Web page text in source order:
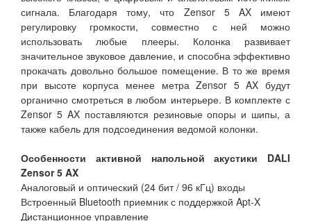
сигнала. Благодаря тому, что Zensor 5 AX имеют
регулировку громкости, совместно с ней можно
использовать любые плееры. Колонка развивает
значительное звуковое давление, и способна эффективно
прокачать довольно большое помещение. В то же время
при высоте корпуса менее метра Zensor 5 AX будут
органично смотреться в любом интерьере. В комплекте с
Zensor 5 AX поставляются резиновые опоры и шипы, а
также кабель для подсоединения ведомой колонки.
Особенности активной напольной акустики DALI
Zensor 5 AX
Аналоговый и оптический (24 бит / 96 кГц) входы
Встроенный Bluetooth приемник с поддержкой Apt-X
Дистанционное управление